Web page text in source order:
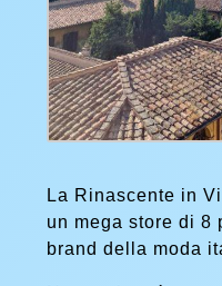
La Rinascente in
un mega store di 8
brand della moda